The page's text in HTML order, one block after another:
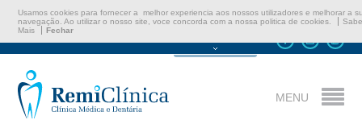
Usamos cookies para fornecer a melhor experiencia aos nossos utilizadores e melhorar a
navegação. Ao utilizar o nosso site, voce concorda com a nossa politica de cookies.
Mais
Fechar
MENU